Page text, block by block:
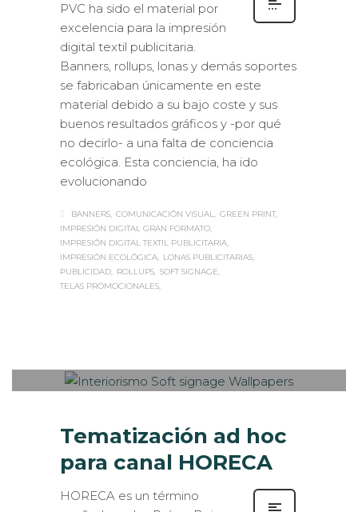
PVC ha sido el material por
excelencia para la impresión
digital textil publicitaria.
Banners, rollups, lonas y demás soportes
se fabricaban únicamente en este
material debido a su bajo coste y sus
buenos resultados gráficos y -por qué
no decirlo- a una falta de conciencia
ecológica. Esta conciencia, ha ido
evolucionando
BANNERS COMUNICACIÓN VISUAL GREEN PRINT
IMPRESIÓN DIGITAL GRAN FORMATO
IMPRESIÓN DIGITAL TEXTIL PUBLICITARIA
IMPRESIÓN ECOLÓGICA
LONAS PUBLICITARIAS
PUBLICIDAD
ROLLUPS SOFT SIGNAGE
TELAS PROMOCIONALES
Tematización ad hoc
para canal HORECA
HORECA es un término